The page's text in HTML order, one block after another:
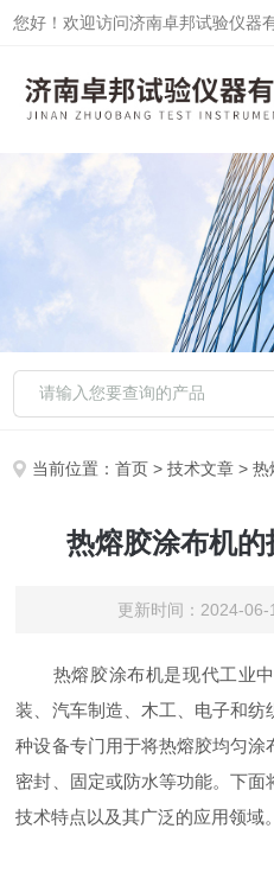
您好！欢迎访问济南卓邦试验仪器
当前位置：首页 >技术文章 > 热
热熔胶涂布机的
更新时间：2024-
热熔胶涂布机是现代工业中
装、汽车制造、木工、电子和
种设备专门用于将热熔胶均匀涂
密封、固定或防水等功能。下面
技术特点以及其广泛的应用领域。